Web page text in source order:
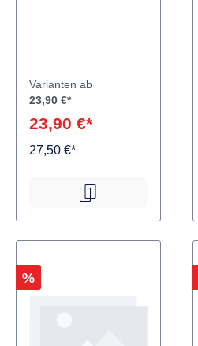
Varianten ab
23,90 €*
23,90 €*
27,50 €*
Rabatt
%